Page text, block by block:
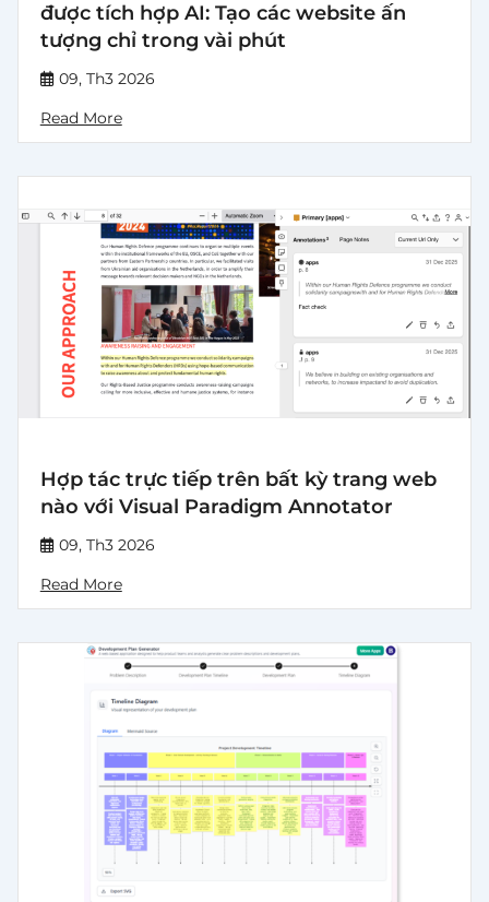
được tích hợp AI: Tạo các website ấn
tượng chỉ trong vài phút
09, Th3 2026
Read More
Hợp tác trực tiếp trên bất kỳ trang web
nào với Visual Paradigm Annotator
09, Th3 2026
Read More